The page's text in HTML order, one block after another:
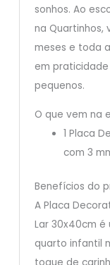
sonhos. Ao
na Quartinhos,
meses e toda
em
pequenos.
O que vem na
1 Placa
com 3
Benefícios do
A Placa
Lar 30x40cm
quarto infantil
toque de